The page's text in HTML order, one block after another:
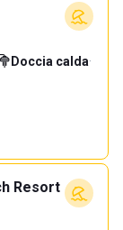
Doccia calda·
Resort